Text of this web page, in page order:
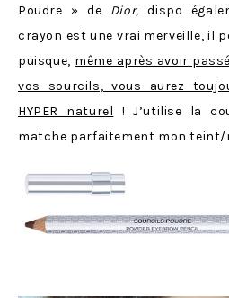
Poudre » de Dior, dispo
crayon est une vrai merveille, il
puisque, même après avoir
vos sourcils, vous aurez
HYPER naturel ! J’utilise la
matche parfaitement mon teint/